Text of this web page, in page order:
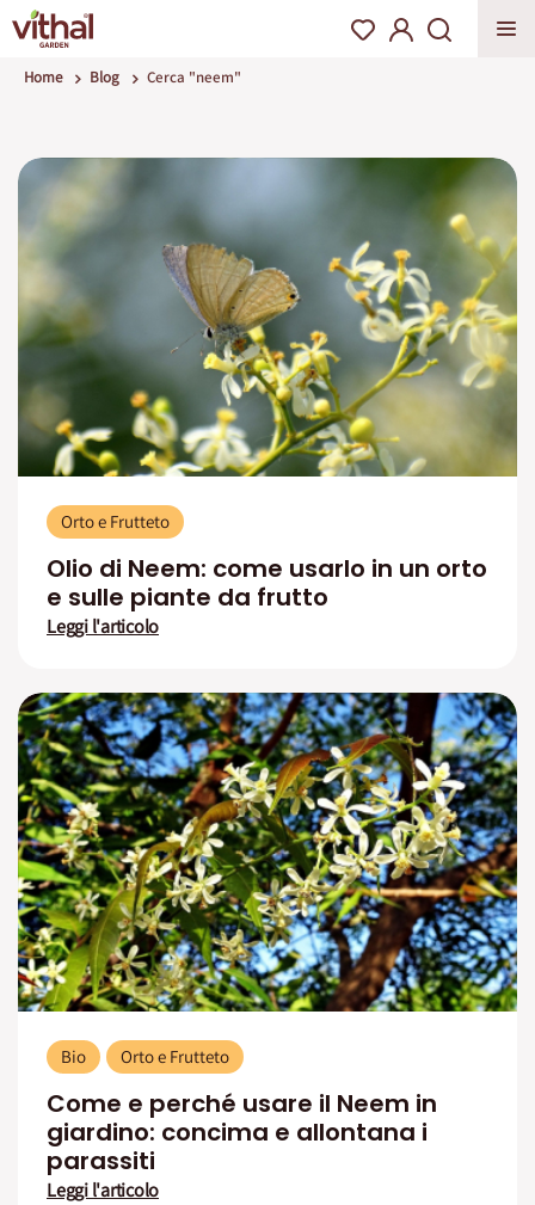
Home Blog Cerca "neem"
Orto e Frutteto
Olio di Neem: come usarlo in un orto
e sulle piante da frutto
Leggi l'articolo
Bio Orto e Frutteto
Come e perché usare il Neem in
giardino: concima e allontana i
parassiti
Leggi l'articolo